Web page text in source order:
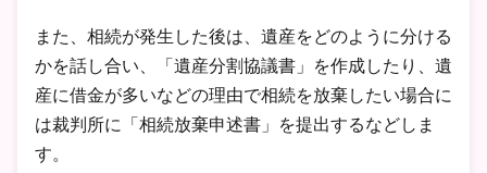
また、相続が発生した後は、遺産をどのように分ける
かを話し合い、「遺産分割協議書」を作成したり、遺
産に借金が多いなどの理由で相続を放棄したい場合に
は裁判所に「相続放棄申述書」を提出するなどしま
す。